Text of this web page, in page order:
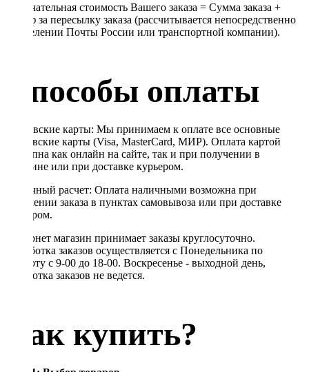
Окончательная стоимость Вашего заказа = Сумма заказа +
Тариф за пересылку заказа (рассчитывается непосредственно
в отделении Почты России или транспортной компании).
Способы оплаты
Банковские карты: Мы принимаем к оплате все основные
банковские карты (Visa, MasterCard, МИР). Оплата картой
доступна как онлайн на сайте, так и при получении в
магазине или при доставке курьером.
Наличный расчет: Оплата наличными возможна при
получении заказа в пунктах самовывоза или при доставке
курьером.
Интернет магазин принимает заказы круглосуточно.
Обработка заказов осуществляется с Понедельника по
Субботу с 9-00 до 18-00. Воскресенье - выходной день,
обработка заказов не ведется.
Как купить?